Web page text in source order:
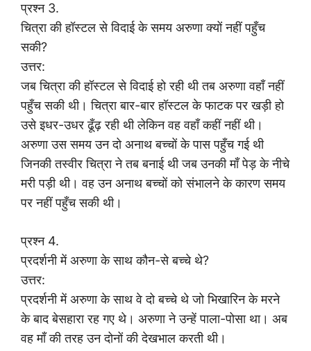
प्रश्न 3.
चित्रा की हॉस्टल से विदाई के समय अरुणा क्यों नहीं पहुँच
सकी?
उत्तर:
जब चित्रा की हॉस्टल से विदाई हो रही थी तब अरुणा वहाँ नहीं
पहुँच सकी थी। चित्रा बार-बार हॉस्टल के फाटक पर खड़ी हो
उसे इधर-उधर ढूँढ़ रही थी लेकिन वह वहाँ कहीं नहीं थी।
अरुणा उस समय उन दो अनाथ बच्चों के पास पहुँच गई थी
जिनकी तस्वीर चित्रा ने तब बनाई थी जब उनकी माँ पेड़ के नीचे
मरी पड़ी थी। वह उन अनाथ बच्चों को संभालने के कारण समय
पर नहीं पहुँच सकी थी।
प्रश्न 4.
प्रदर्शनी में अरुणा के साथ कौन-से बच्चे थे?
उत्तर:
प्रदर्शनी में अरुणा के साथ वे दो बच्चे थे जो भिखारिन के मरने
के बाद बेसहारा रह गए थे। अरुणा ने उन्हें पाला-पोसा था। अब
वह माँ की तरह उन दोनों की देखभाल करती थी।